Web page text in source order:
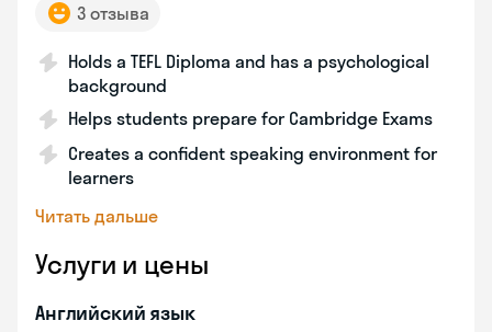
3 отзыва
Holds a TEFL Diploma and has a psychological
background
Helps students prepare for Cambridge Exams
Creates a confident speaking environment for
learners
Читать дальше
Услуги и цены
Английский язык